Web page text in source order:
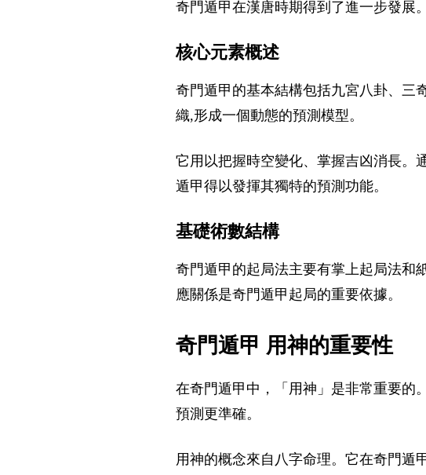
奇門遁甲在漢唐時期得到了進一步發展
核心元素概述
奇門遁甲的基本結構包括九宮八卦、三
織,形成一個動態的預測模型。
它用以把握時空變化、掌握吉凶消長。
遁甲得以發揮其獨特的預測功能。
基礎術數結構
奇門遁甲的起局法主要有掌上起局法和
應關係是奇門遁甲起局的重要依據。
奇門遁甲 用神的重要性
在奇門遁甲中，「用神」是非常重要的
預測更準確。
用神的概念來自八字命理。它在奇門遁